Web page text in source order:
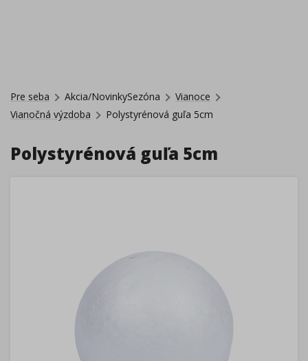
Pre seba Akcia/NovinkySezóna
Vianoce
Vianočná výzdoba
Polystyrénová guľa 5cm
Polystyrénová guľa 5cm